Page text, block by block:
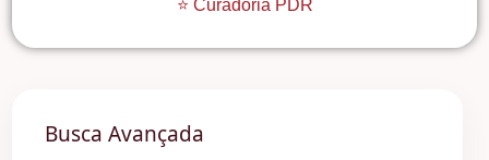
⭐ Curadoria PDR
Busca Avançada